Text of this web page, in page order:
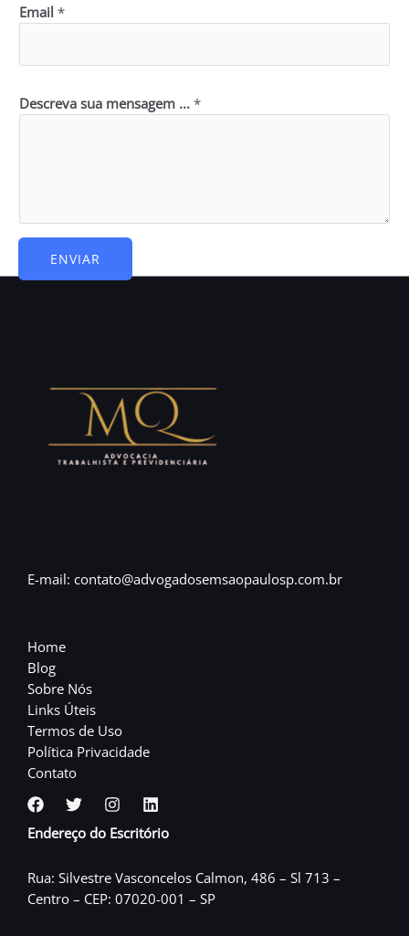
Email *
Descreva sua mensagem ... *
ENVIAR
E-mail: contato@advogadosemsaopaulosp.com.br
Home
Blog
Sobre Nós
Links Úteis
Termos de Uso
Política Privacidade
Contato
Endereço do Escritório
Rua: Silvestre Vasconcelos Calmon, 486 – Sl 713 –
Centro – CEP: 07020-001 – SP